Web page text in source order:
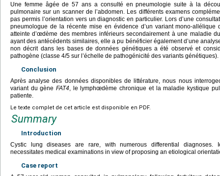
Une femme âgée de 57 ans a consulté en pneumologie suite à la
pulmonaire sur un scanner de l’abdomen. Les différents examens
pas permis l’orientation vers un diagnostic en particulier. Lors d’une
pneumologue de la récente mise en évidence d’un variant mono-
atteinte d’œdème des membres inférieurs secondairement à une maladie
ayant des antécédents similaires, elle a pu bénéficier également d’une
non décrit dans les bases de données génétiques a été observé et
pathogène (classe 4/5 sur l’échelle de pathogénicité des variants génétiques).
Conclusion
Après analyse des données disponibles de littérature, nous nous
variant du gèneFAT4 , le lymphœdème chronique et la maladie kystique
patiente.
Le texte complet de cet article est disponible en PDF.
Summary
Introduction
Cystic lung diseases are rare, with numerous differential diagnoses.
necessitates medical examinations in view of proposing an etiological
Case report